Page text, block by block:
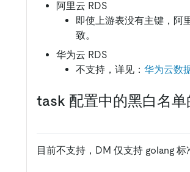
阿里云 RDS
即使上游表没有主键，阿
致。
华为云 RDS
不支持，详见： 华为云数
task 配置中的黑白名
目前不支持，DM 仅支持 golang